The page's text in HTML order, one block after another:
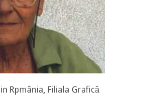
Rpmânia, Filiala Grafică